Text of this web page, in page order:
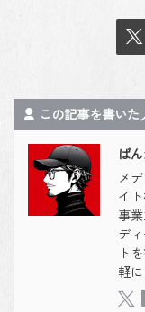
この記事を書いた
ば
メ
イ
事
デ
ト
軽